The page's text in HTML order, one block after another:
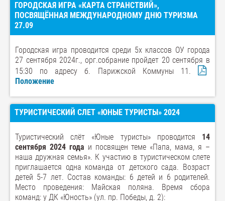
ГОРОДСКАЯ ИГРА «КАРТА СТРАНСТВИЙ»,
ПОСВЯЩЁННАЯ МЕЖДУНАРОДНОМУ ДНЮ ТУРИЗМА
27.09
Городская игра проводится среди 5х классов ОУ города
27 сентября 2024г., орг.собрание пройдет 20 сентября в
15:30 по адресу б. Парижской Коммуны 11.
Положение
ТУРИСТИЧЕСКИЙ СЛЕТ «ЮНЫЕ ТУРИСТЫ» 2024
Туристический слёт «Юные туристы» проводится 14
сентября 2024 года и посвящен теме «Папа, мама, я –
наша дружная семья». К участию в туристическом слете
приглашается одна команда от детского сада. Возраст
детей 5-7 лет. Состав команды: 6 детей и 6 родителей.
Место проведения: Майская поляна. Время сбора
команд: у ДК «Юность» (ул. пр. Победы, д. 2):